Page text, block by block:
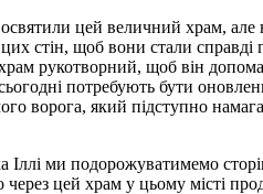
цей величний храм,
стін, щоб вони стали
рукотворний, щоб він
потребують бути
ворога, який підступно
Іллі ми подорожуватимемо
цей храм у цьому місті